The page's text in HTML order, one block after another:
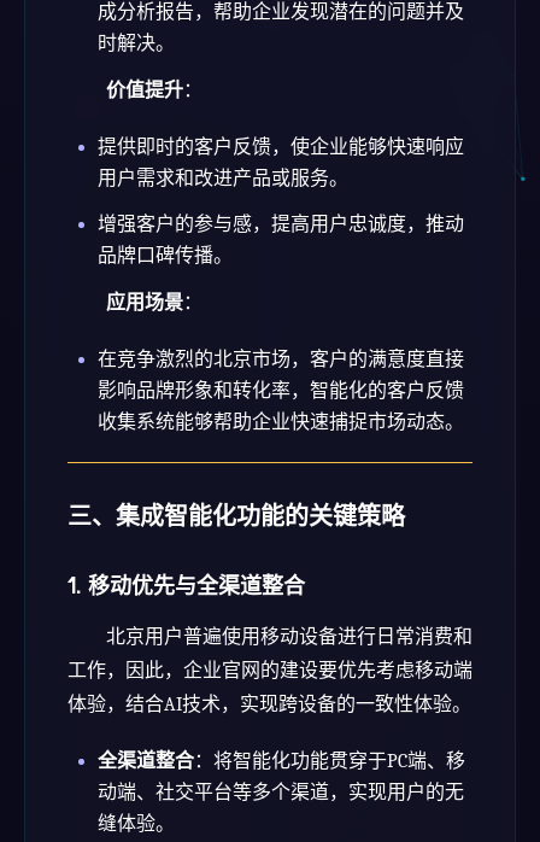
成分析报告，帮助企业发现潜在的问题并及
时解决。
价值提升：
提供即时的客户反馈，使企业能够快速响应
用户需求和改进产品或服务。
增强客户的参与感，提高用户忠诚度，推动
品牌口碑传播。
应用场景：
在竞争激烈的北京市场，客户的满意度直接
影响品牌形象和转化率，智能化的客户反馈
收集系统能够帮助企业快速捕捉市场动态。
三、集成智能化功能的关键策略
1. 移动优先与全渠道整合
北京用户普遍使用移动设备进行日常消费和
工作，因此，企业官网的建设要优先考虑移动端
体验，结合AI技术，实现跨设备的一致性体验。
全渠道整合：将智能化功能贯穿于PC端、移
动端、社交平台等多个渠道，实现用户的无
缝体验。